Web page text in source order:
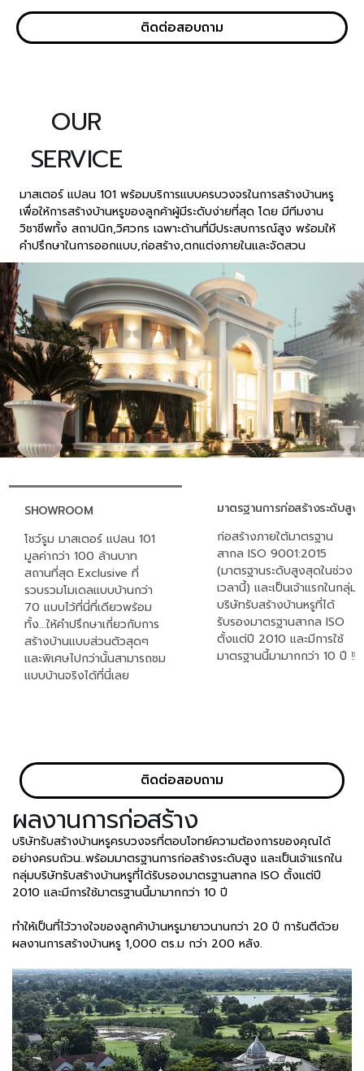
ติดต่อสอบถาม
OUR
SERVICE
มาสเตอร์ แปลน 101 พร้อมบริการแบบครบวงจรในการสร้างบ้านหรู
เพื่อให้การสร้างบ้านหรูของลูกค้าผู้มีระดับง่ายที่สุด โดย มีทีมงาน
วิชาชีพทั้ง สถาปนิก,วิศวกร เฉพาะด้านที่มีประสบการณ์สูง พร้อมให้
คำปรึกษาในการออกแบบ,ก่อสร้าง,ตกแต่งภายในและจัดสวน
SHOWROOM
โชว์รูม มาสเตอร์ แปลน 101
มูลค่ากว่า 100 ล้านบาท
สถานที่สุด Exclusive ที่
รวบรวมโมเดลแบบบ้านกว่า
70 แบบไว้ที่นี่ที่เดียวพร้อม
ทั้ง...ให้คำปรึกษาเกี่ยวกับการ
สร้างบ้านแบบส่วนตัวสุดๆ
และพิเศษไปกว่านั้นสามารถชม
แบบบ้านจริงได้ที่นี่เลย
มาตรฐานการก่อสร้างระดับสูง
ก่อสร้างภายใต้มาตรฐาน
สากล ISO 9001:2015
(มาตรฐานระดับสูงสุดในช่วง
เวลานี้) และเป็นเจ้าแรกในกลุ่ม
บริษัทรับสร้างบ้านหรูที่ได้
รับรองมาตรฐานสากล ISO
ตั้งแต่ปี 2010 และมีการใช้
มาตรฐานนี้มามากกว่า 10 ปี ‼
ติดต่อสอบถาม
ผลงานการก่อสร้าง
บริษัทรับสร้างบ้านหรูครบวงจรที่ตอบโจทย์ความต้องการของคุณได้
อย่างครบถ้วน..พร้อมมาตรฐานการก่อสร้างระดับสูง และเป็นเจ้าแรกใน
กลุ่มบริษัทรับสร้างบ้านหรูที่ได้รับรองมาตรฐานสากล ISO ตั้งแต่ปี
2010 และมีการใช้มาตรฐานนี้มามากกว่า 10 ปี
ทำให้เป็นที่ไว้วางใจของลูกค้าบ้านหรูมายาวนานกว่า 20 ปี การันตีด้วย
ผลงานการสร้างบ้านหรู 1,000 ตร.ม กว่า 200 หลัง.